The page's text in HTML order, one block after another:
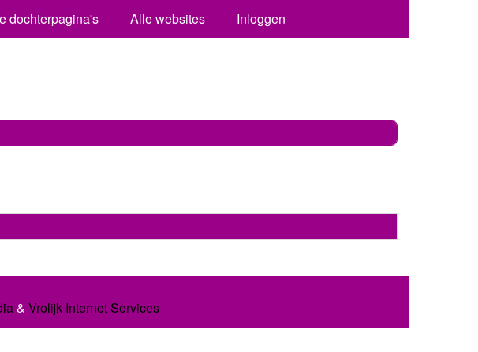
dochterpagina's Alle websites Inloggen
& Vrolijk Internet Services